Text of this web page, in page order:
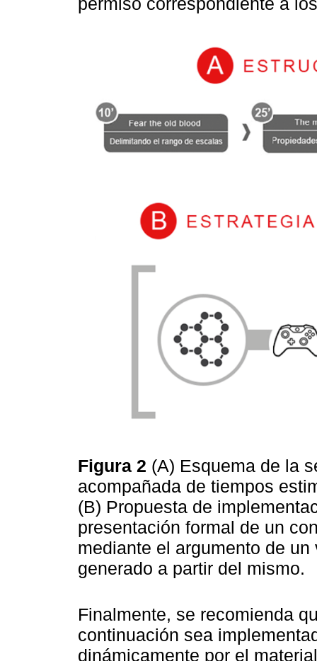
Figura 2 (A) Esquema de la
acompañada de tiempos
(B) Propuesta de
presentación formal de un
mediante el argumento de
generado a partir del mismo.
Finalmente, se recomienda
continuación sea
dinámicamente por el